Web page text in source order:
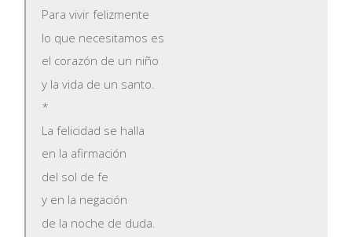
Para vivir felizmente
lo que necesitamos es
el corazón de un niño
y la vida de un santo.
*
La felicidad se halla
en la afirmación
del sol de fe
y en la negación
de la noche de duda.